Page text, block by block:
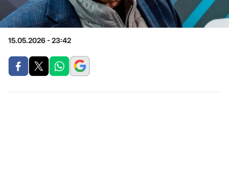
15.05.2026 - 23:42